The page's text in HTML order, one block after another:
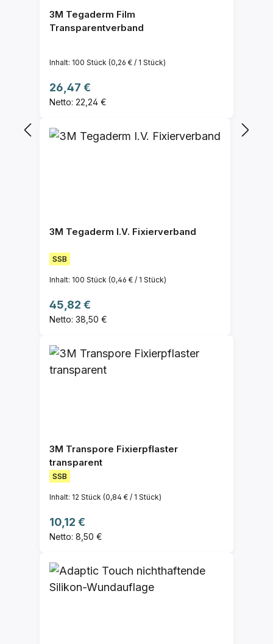
3M Tegaderm Film
Transparentverband
Inhalt: 100 Stück (0,26 € / 1 Stück)
Regulärer Preis:
26,47 €
Netto: 22,24 €
3M Tegaderm I.V. Fixierverband
SSB
Inhalt: 100 Stück (0,46 € / 1 Stück)
Regulärer Preis:
45,82 €
Netto: 38,50 €
3M Transpore Fixierpflaster
transparent
SSB
Inhalt: 12 Stück (0,84 € / 1 Stück)
Regulärer Preis:
10,12 €
Netto: 8,50 €